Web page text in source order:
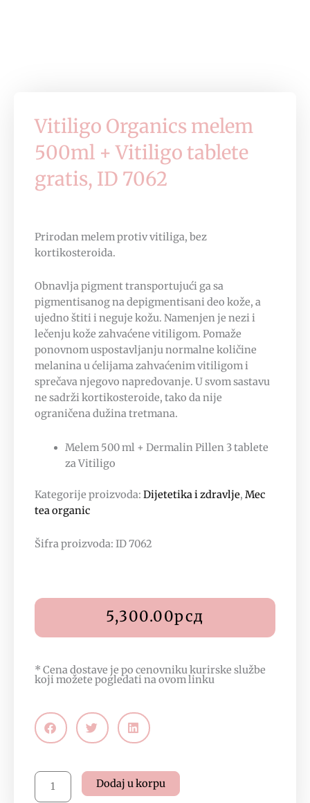
Vitiligo Organics melem
500ml + Vitiligo tablete
gratis, ID 7062
Prirodan melem protiv vitiliga, bez
kortikosteroida.
Obnavlja pigment transportujući ga sa
pigmentisanog na depigmentisani deo kože, a
ujedno štiti i neguje kožu. Namenjen je nezi i
lečenju kože zahvaćene vitiligom. Pomaže
ponovnom uspostavljanju normalne količine
melanina u ćelijama zahvaćenim vitiligom i
sprečava njegovo napredovanje. U svom sastavu
ne sadrži kortikosteroide, tako da nije
ograničena dužina tretmana.
Melem 500 ml + Dermalin Pillen 3 tablete
za Vitiligo
Kategorije proizvoda: Dijetetika i zdravlje, Mec
tea organic
Šifra proizvoda: ID 7062
5,300.00рсд
* Cena dostave je po cenovniku kurirske službe
koji možete pogledati naovom linku
Vitiligo
Organics
Dodaj u korpu